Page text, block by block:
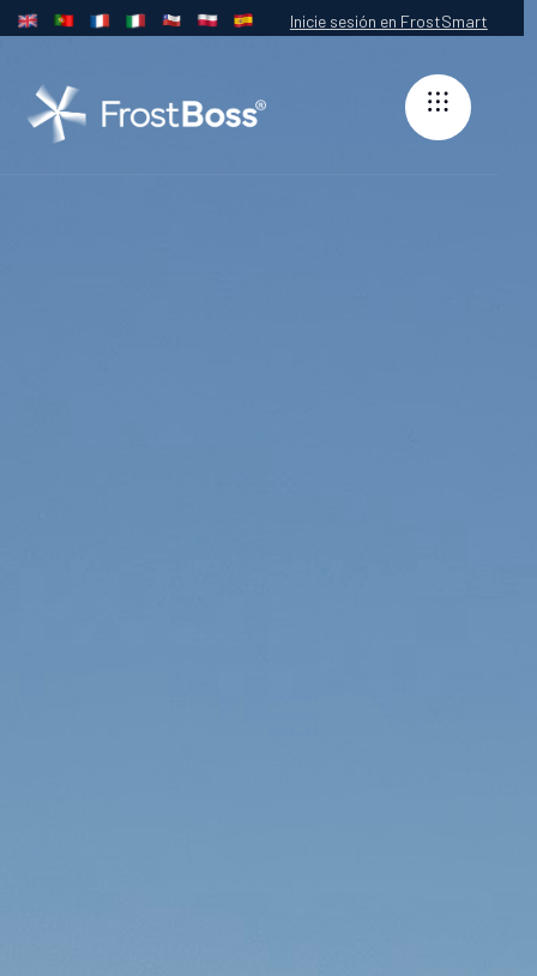
Inicie sesión en FrostSmart